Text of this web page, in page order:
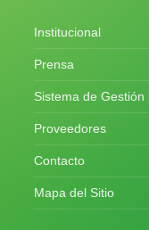
Institucional
Prensa
Sistema de Gestión
Proveedores
Contacto
Mapa del Sitio